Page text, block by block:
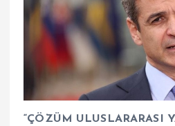
“ÇÖZÜM ULUSLARARASI